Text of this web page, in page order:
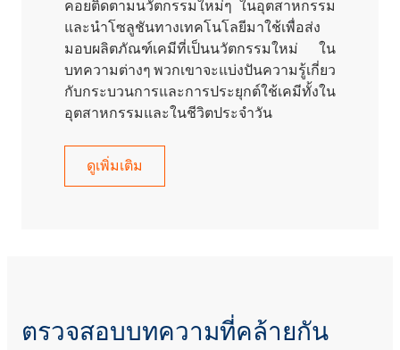
คอยติดตามนวัตกรรมใหม่ๆ ในอุตสาหกรรม
และนำโซลูชันทางเทคโนโลยีมาใช้เพื่อส่ง
มอบผลิตภัณฑ์เคมีที่เป็นนวัตกรรมใหม่ ใน
บทความต่างๆ พวกเขาจะแบ่งปันความรู้เกี่ยว
กับกระบวนการและการประยุกต์ใช้เคมีทั้งใน
อุตสาหกรรมและในชีวิตประจำวัน
ดูเพิ่มเติม
ตรวจสอบบทความที่คล้ายกัน